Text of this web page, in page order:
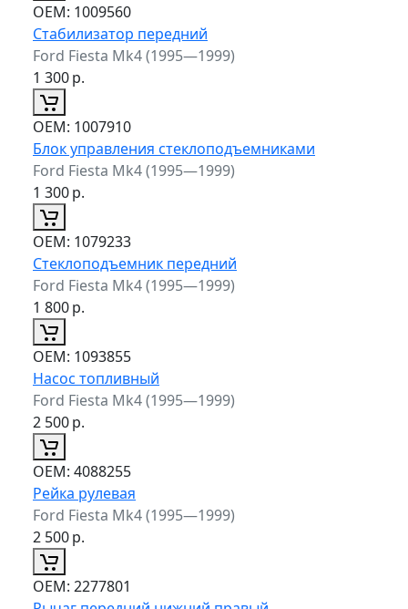
ОЕМ: 1009560
Стабилизатор передний
Ford Fiesta Mk4 (1995—1999)
1 300р.
ОЕМ: 1007910
Блок управления стеклоподъемниками
Ford Fiesta Mk4 (1995—1999)
1 300р.
ОЕМ: 1079233
Стеклоподъемник передний
Ford Fiesta Mk4 (1995—1999)
1 800р.
ОЕМ: 1093855
Насос топливный
Ford Fiesta Mk4 (1995—1999)
2 500р.
ОЕМ: 4088255
Рейка рулевая
Ford Fiesta Mk4 (1995—1999)
2 500р.
ОЕМ: 2277801